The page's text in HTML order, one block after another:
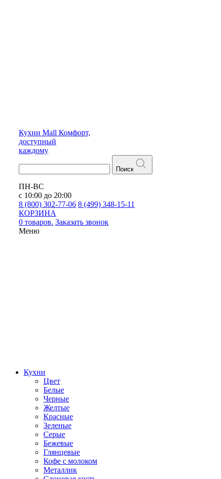
Кухни Mall Комфорт,
доступный
каждому
Поиск
ПН-ВС
с 10:00 до 20:00
8 (800) 302-77-06 8 (499) 348-15-11
КОРЗИНА
0 товаров. Заказать звонок
Меню
Кухни
Цвет
Белые
Черные
Желтые
Красные
Зеленые
Серые
Бежевые
Глянцевые
Кофе с молоком
Металлик